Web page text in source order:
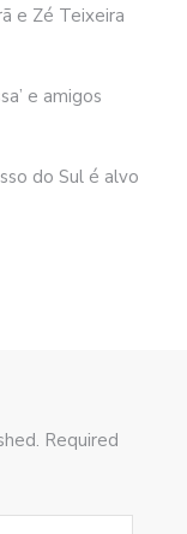
e Zé Teixeira
e amigos
do Sul é alvo
Required